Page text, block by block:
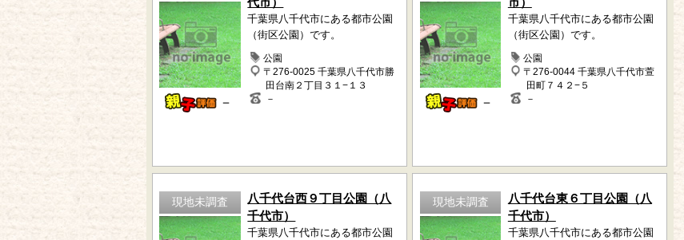
－
千葉県八千代市にある都市公園
（街区公園）です。
公園
〒276-0025 千葉県八千代市勝
田台南２丁目３１−１３
－
－
千葉県八千代市にある都市公園
（街区公園）です。
公園
〒276-0044 千葉県八千代市萱
田町７４２−５
－
現地未調査
八千代台西９丁目公園（八
千代市）
千葉県八千代市にある都市公園
現地未調査
八千代台東６丁目公園（八
千代市）
千葉県八千代市にある都市公園